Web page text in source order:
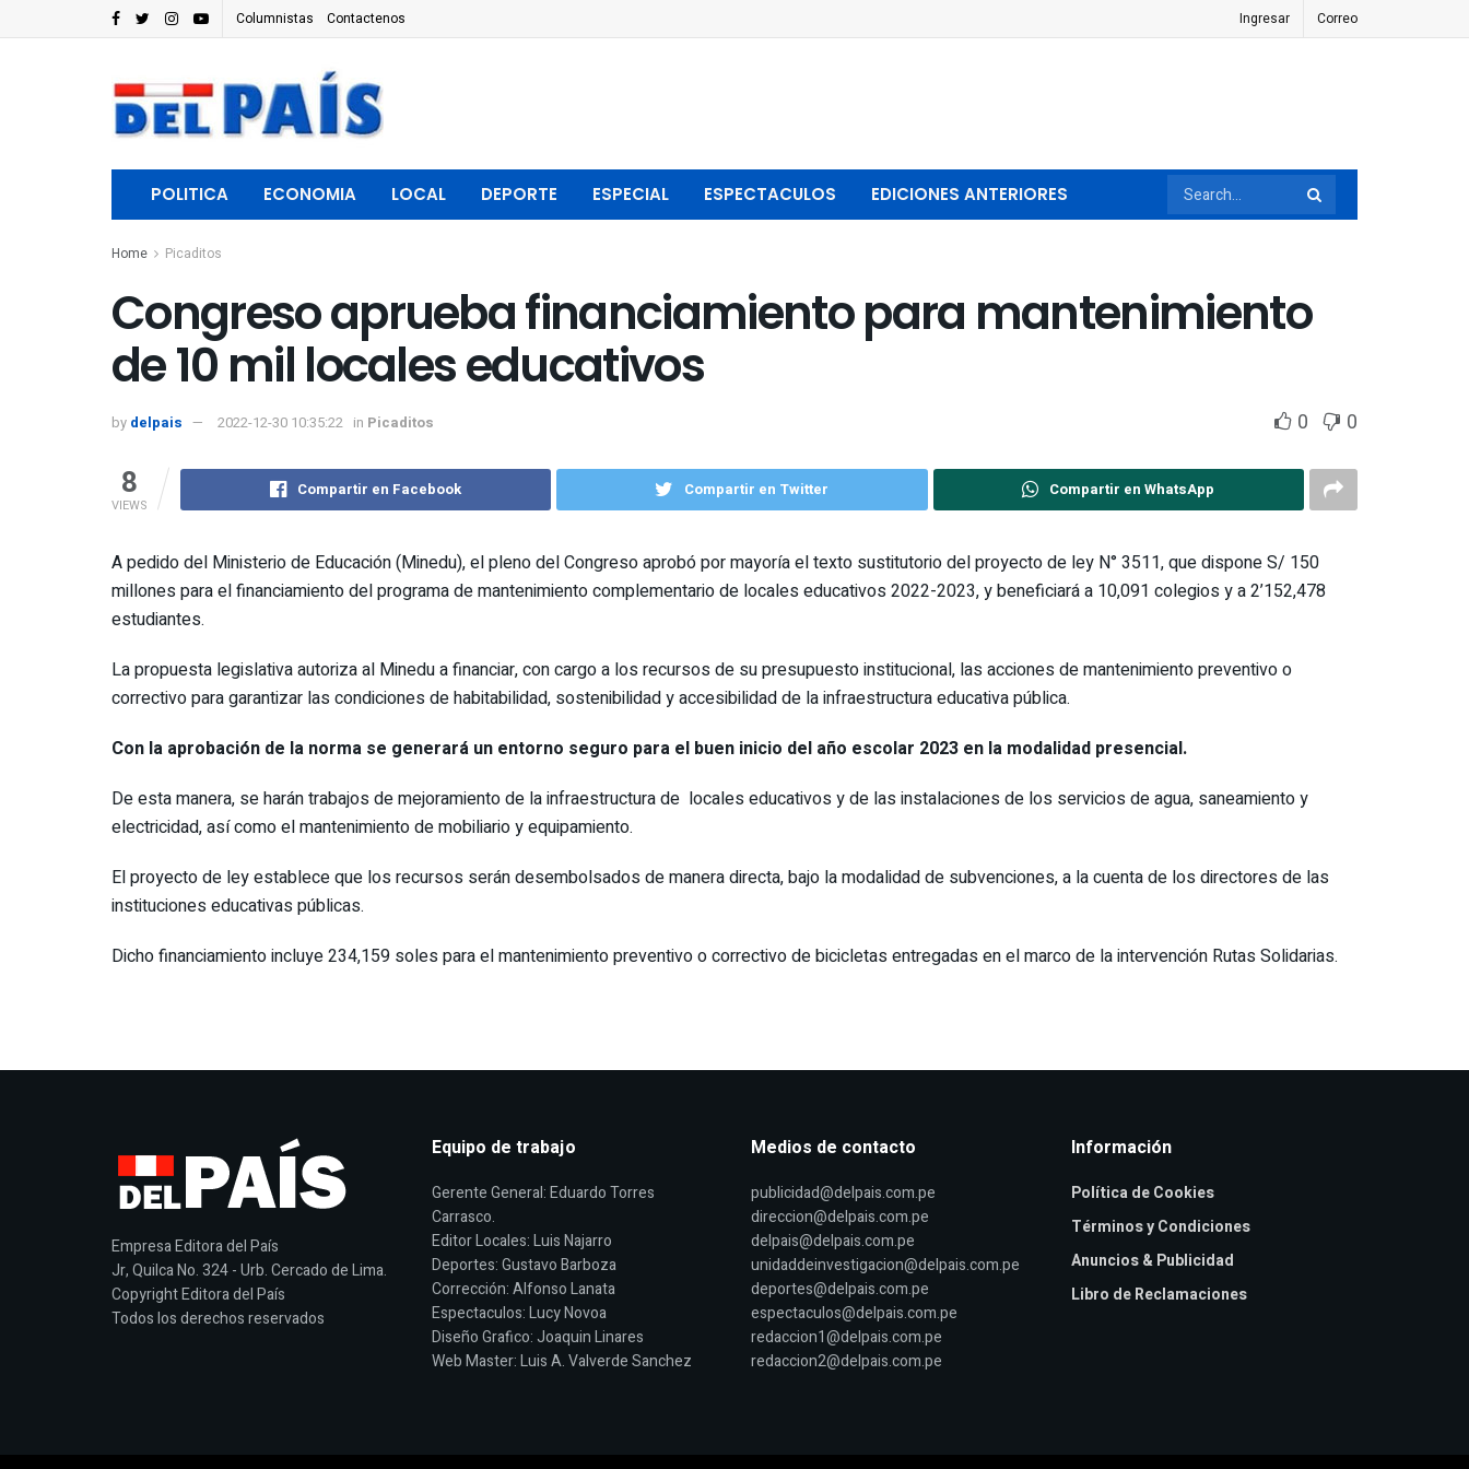
Columnistas Contactenos Ingresar Correo
POLITICA ECONOMIA LOCAL DEPORTE ESPECIAL ESPECTACULOS EDICIONES ANTERIORES
Home Picaditos
Congreso aprueba financiamiento para mantenimiento
de 10 mil locales educativos
by delpais 2022-12-30 10:35:22 in Picaditos 0 0
8
VIEWS
Compartir en Facebook Compartir en Twitter Compartir en WhatsApp
A pedido del Ministerio de Educación (Minedu), el pleno del Congreso aprobó por mayoría el texto sustitutorio del proyecto de ley N° 3511, que dispone S/ 150
millones para el financiamiento del programa de mantenimiento complementario de locales educativos 2022-2023, y beneficiará a 10,091 colegios y a 2’152,478
estudiantes.
La propuesta legislativa autoriza al Minedu a financiar, con cargo a los recursos de su presupuesto institucional, las acciones de mantenimiento preventivo o
correctivo para garantizar las condiciones de habitabilidad, sostenibilidad y accesibilidad de la infraestructura educativa pública.
Con la aprobación de la norma se generará un entorno seguro para el buen inicio del año escolar 2023 en la modalidad presencial.
De esta manera, se harán trabajos de mejoramiento de la infraestructura de locales educativos y de las instalaciones de los servicios de agua, saneamiento y
electricidad, así como el mantenimiento de mobiliario y equipamiento.
El proyecto de ley establece que los recursos serán desembolsados de manera directa, bajo la modalidad de subvenciones, a la cuenta de los directores de las
instituciones educativas públicas.
Dicho financiamiento incluye 234,159 soles para el mantenimiento preventivo o correctivo de bicicletas entregadas en el marco de la intervención Rutas Solidarias.
Empresa Editora del País
Jr, Quilca No. 324 - Urb. Cercado de Lima.
Copyright Editora del País
Todos los derechos reservados
Equipo de trabajo
Gerente General: Eduardo Torres
Carrasco.
Editor Locales: Luis Najarro
Deportes: Gustavo Barboza
Corrección: Alfonso Lanata
Espectaculos: Lucy Novoa
Diseño Grafico: Joaquin Linares
Web Master: Luis A. Valverde Sanchez
Medios de contacto
publicidad@delpais.com.pe
direccion@delpais.com.pe
delpais@delpais.com.pe
unidaddeinvestigacion@delpais.com.pe
deportes@delpais.com.pe
espectaculos@delpais.com.pe
redaccion1@delpais.com.pe
redaccion2@delpais.com.pe
Información
Política de Cookies
Términos y Condiciones
Anuncios & Publicidad
Libro de Reclamaciones